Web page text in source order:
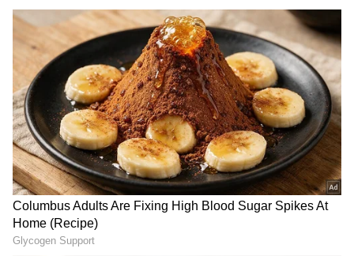
ಪೆಸರಟ್ಟು ದೋಸೆಯನ್ನು ದಿನ ತಿನ್ನಬಹುದು. ತುಪ್ಪ, ಚೆನ್ನಿ
ಅಥವಾ ಚಿಕನ್ ಮೊಟ್ಟೆ ಸಾರಿನಲ್ಲಿ ತಿನ್ನಬಹುದು. ಯಾವುದರ
ಜೊತೆಗೆ ಬೇಕಿದ್ದರೂ ಈ ದೋಸೆಯನ್ನು ಸೇವಿಸಬಹುದು ಎಂದು
ಅನುಪಮಾ ಹೇಳಿದ್ದಾರೆ. ಮನೆಯಲ್ಲಿ ನಾವು ಟ್ರೈ ಮಾಡಿದ್ವಿ
ಕನ್ನಡ ಸಿನಿಮಾ ( Kannada Cinema News), ಟಿವಿ
ಕಾರ್ಯಕ್ರಮಗಳು (Kannada TV Shows), ಸೆಲೆಬ್ರಿಟಿ
ಸುದ್ದಿಗಳು ಮತ್ತು ಇತ್ತೀಚಿನ ಸುದ್ದಿಗಳಿಗಾಗಿ ಏಷ್ಯಾನೆಟ್
ಸುವರ್ಣ ನ್ಯೂಸ್‌ನಲ್ಲಿ ಮನರಂಜನಾ ವಿಭಾಗ ನೋಡಿ.
ಸಿನಿಮಾ ವಿಮರ್ಶೆಗಳು (Kannada Movies Review),
ತಾರೆಯರ ಸಂದರ್ಶನಗಳು, ಧಾರಾವಾಹಿ ಅಪ್‌ಡೇಟ್ಸ್‌,
ತೆರೆಮರೆಯ ಕಥೆಗಳು,OTT ರಿಲೀಸ್‌ಗಳ ಬಗ್ಗೆ
ಮಾಹಿತಿಯೂ ಇಲ್ಲಿದೆ.